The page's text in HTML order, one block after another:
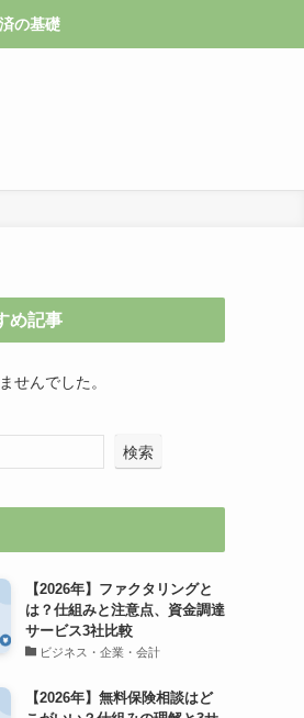
の基礎
め記事
せんでした。
検索
【2026年】ファクタリングと
は？仕組みと注意点、資金調達
サービス3社比較
ビジネス・企業・会計
【2026年】無料保険相談はど